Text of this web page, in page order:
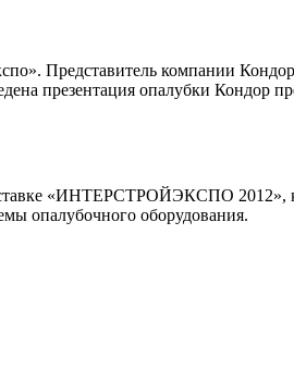
Представитель компании
презентация опалубки Кондор
«ИНТЕРСТРОЙЭКСПО 2012»,
опалубочного оборудования.